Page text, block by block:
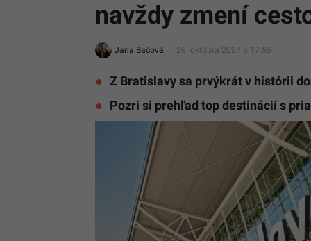
navždy zmení
Jana Bačová 26. októbra 2024 o 17:55
Z Bratislavy sa prvýkrát v histórii
Pozri si prehľad top destinácií s